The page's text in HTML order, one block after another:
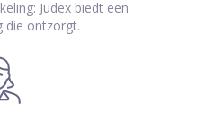
Judex biedt een
die ontzorgt.